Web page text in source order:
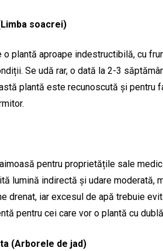
soacrei)
o plantă aproape indestructibilă, cu
Se udă rar, o dată la 2-3
plantă este recunoscută și pentru
pentru proprietățile sale
lumină indirectă și udare moderată,
drenat, iar excesul de apă trebuie
pentru cei care vor o plantă cu
(Arborele de jad)